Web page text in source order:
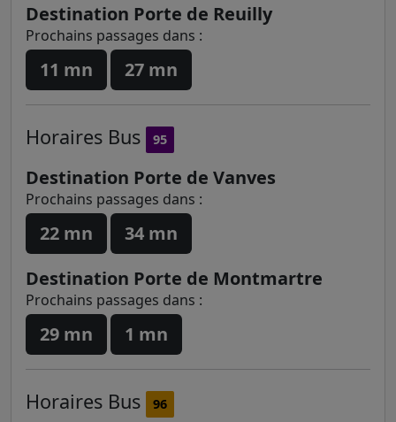
Destination Porte de Reuilly
Prochains passages dans :
11 mn 27 mn
Horaires Bus 95
Destination Porte de Vanves
Prochains passages dans :
22 mn
34 mn
Destination Porte de Montmartre
Prochains passages dans :
29 mn 1 mn
Horaires Bus 96